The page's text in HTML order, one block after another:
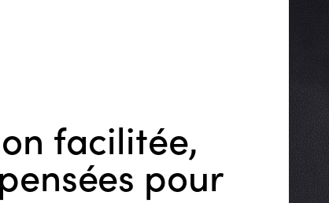
facilitée,
pour